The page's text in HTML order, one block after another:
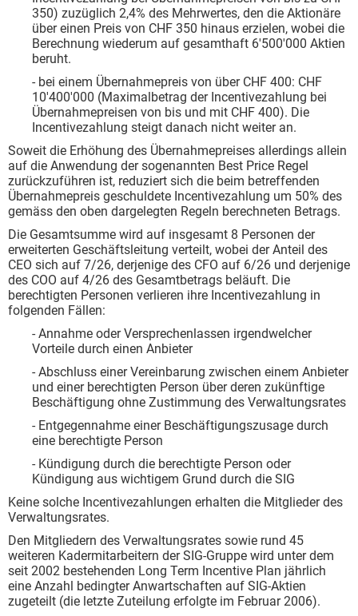
350) zuzüglich 2,4% des Mehrwertes, den die Aktionäre
über einen Preis von CHF 350 hinaus erzielen, wobei die
Berechnung wiederum auf gesamthaft 6'500'000 Aktien
beruht.
- bei einem Übernahmepreis von über CHF 400: CHF
10'400'000 (Maximalbetrag der Incentivezahlung bei
Übernahmepreisen von bis und mit CHF 400). Die
Incentivezahlung steigt danach nicht weiter an.
Soweit die Erhöhung des Übernahmepreises allerdings allein
auf die Anwendung der sogenannten Best Price Regel
zurückzuführen ist, reduziert sich die beim betreffenden
Übernahmepreis geschuldete Incentivezahlung um 50% des
gemäss den oben dargelegten Regeln berechneten Betrags.
Die Gesamtsumme wird auf insgesamt 8 Personen der
erweiterten Geschäftsleitung verteilt, wobei der Anteil des
CEO sich auf 7/26, derjenige des CFO auf 6/26 und derjenige
des COO auf 4/26 des Gesamtbetrags beläuft. Die
berechtigten Personen verlieren ihre Incentivezahlung in
folgenden Fällen:
- Annahme oder Versprechenlassen irgendwelcher
Vorteile durch einen Anbieter
- Abschluss einer Vereinbarung zwischen einem Anbieter
und einer berechtigten Person über deren zukünftige
Beschäftigung ohne Zustimmung des Verwaltungsrates
- Entgegennahme einer Beschäftigungszusage durch
eine berechtigte Person
- Kündigung durch die berechtigte Person oder
Kündigung aus wichtigem Grund durch die SIG
Keine solche Incentivezahlungen erhalten die Mitglieder des
Verwaltungsrates.
Den Mitgliedern des Verwaltungsrates sowie rund 45
weiteren Kadermitarbeitern der SIG-Gruppe wird unter dem
seit 2002 bestehenden Long Term Incentive Plan jährlich
eine Anzahl bedingter Anwartschaften auf SIG-Aktien
zugeteilt (die letzte Zuteilung erfolgte im Februar 2006).